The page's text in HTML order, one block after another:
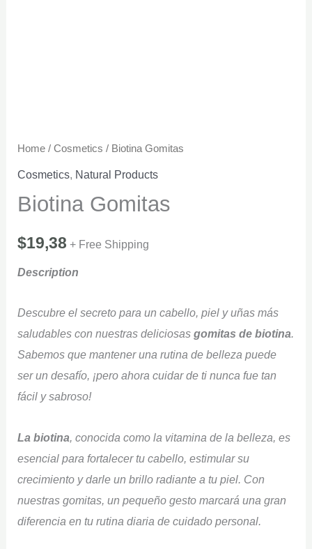
Home /Cosmetics / Biotina Gomitas
Cosmetics, Natural Products
Biotina Gomitas
$19,38 + Free Shipping
Description
Descubre el secreto para un cabello, piel y uñas más
saludables con nuestras deliciosasgomitas de biotina.
Sabemos que mantener una rutina de belleza puede
ser un desafío, ¡pero ahora cuidar de ti nunca fue tan
fácil y sabroso!
La biotina, conocida como la vitamina de la belleza, es
esencial para fortalecer tu cabello, estimular su
crecimiento y darle un brillo radiante a tu piel. Con
nuestras gomitas, un pequeño gesto marcará una gran
diferencia en tu rutina diaria de cuidado personal.